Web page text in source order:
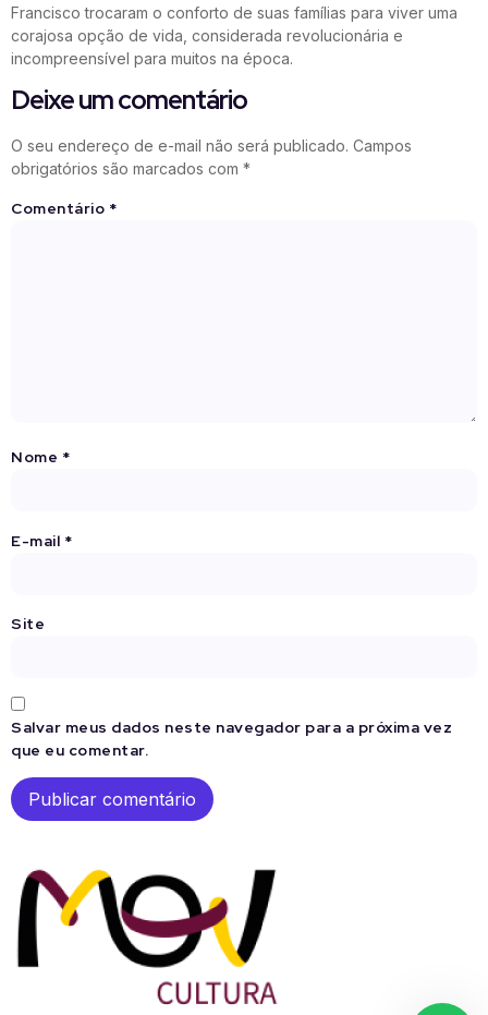
Francisco trocaram o conforto de suas famílias para viver uma
corajosa opção de vida, considerada revolucionária e
incompreensível para muitos na época.
Deixe um comentário
O seu endereço de e-mail não será publicado. Campos
obrigatórios são marcados com *
Comentário *
Nome *
E-mail *
Site
Salvar meus dados neste navegador para a próxima vez
que eu comentar.